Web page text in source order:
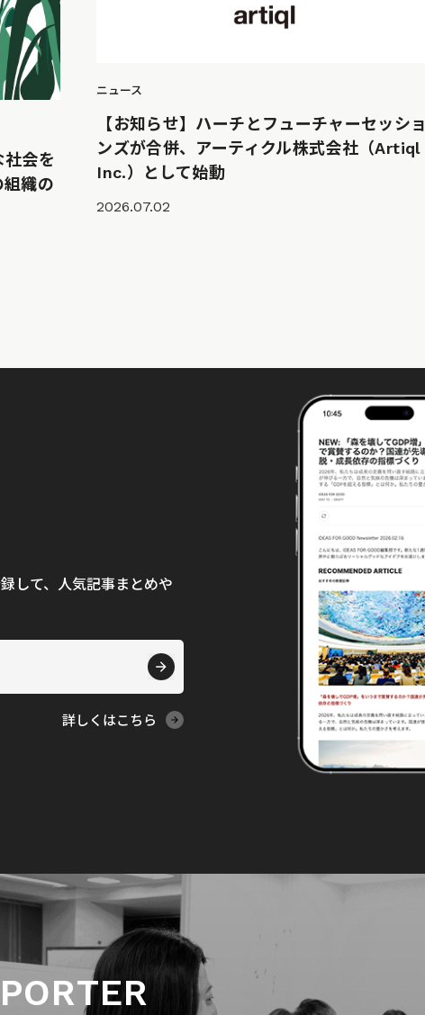
社会を
織の
ニュース
【お知らせ】ハーチとフューチャーセッショ
ンズが合併、アーティクル株式会社（Artiql
Inc.）として始動
2026.07.02
して、人気記事まとめや
詳しくはこちら